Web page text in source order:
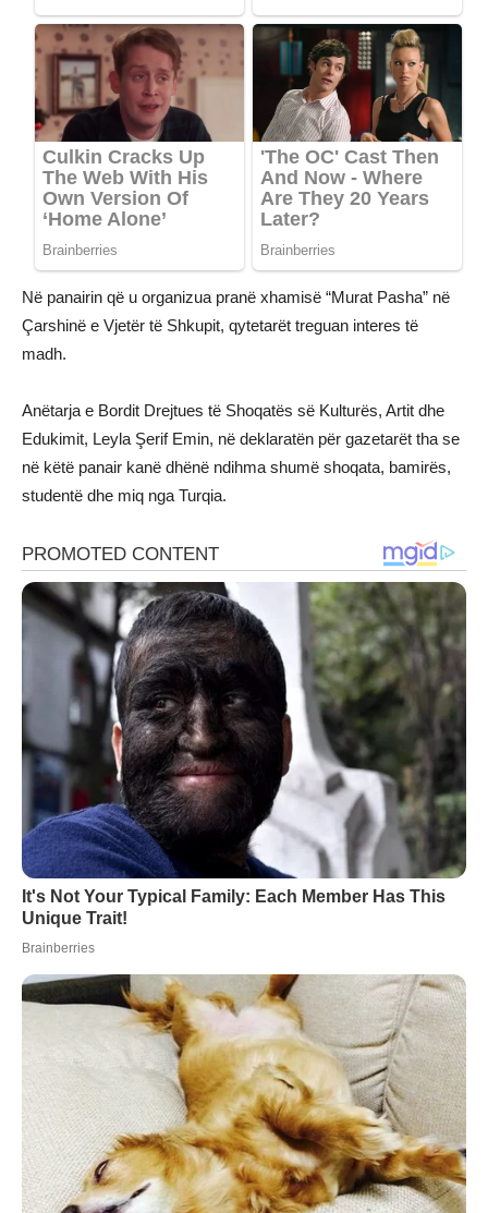
Në panairin që u organizua pranë xhamisë “Murat Pasha” në
Çarshinë e Vjetër të Shkupit, qytetarët treguan interes të
madh.
Anëtarja e Bordit Drejtues të Shoqatës së Kulturës, Artit dhe
Edukimit, Leyla Şerif Emin, në deklaratën për gazetarët tha se
në këtë panair kanë dhënë ndihma shumë shoqata, bamirës,
studentë dhe miq nga Turqia.